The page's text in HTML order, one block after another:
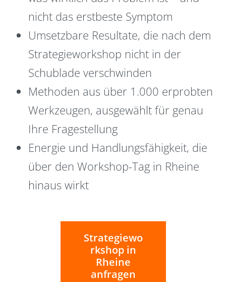
nicht das erstbeste Symptom
Umsetzbare Resultate, die nach dem
Strategieworkshop nicht in der
Schublade verschwinden
Methoden aus über 1.000 erprobten
Werkzeugen, ausgewählt für genau
Ihre Fragestellung
Energie und Handlungsfähigkeit, die
über den Workshop-Tag in Rheine
hinaus wirkt
Strategiewo
rkshop in
Rheine
anfragen